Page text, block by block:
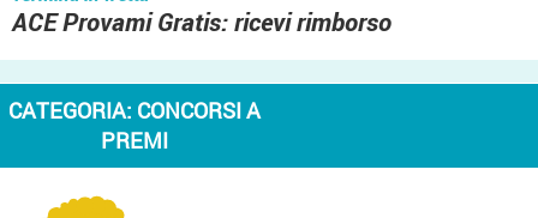
ACE Provami Gratis: ricevi rimborso
CATEGORIA: CONCORSI A
PREMI